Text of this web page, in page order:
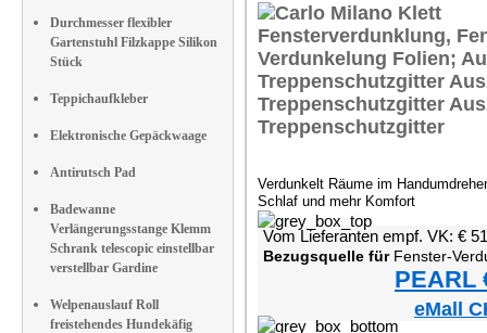
Durchmesser flexibler
Gartenstuhl Filzkappe Silikon
Stück
Teppichaufkleber
Elektronische Gepäckwaage
Antirutsch Pad
Badewanne
Verlängerungsstange Klemm
Schrank telescopic einstellbar
verstellbar Gardine
Welpenauslauf Roll
freistehendes Hundekäfig
Verdunkelt Räume im
Schlaf und mehr Komfort
Vom Lieferanten empf. VK: €
Bezugsquelle fürFenster-
PEARL
eMall